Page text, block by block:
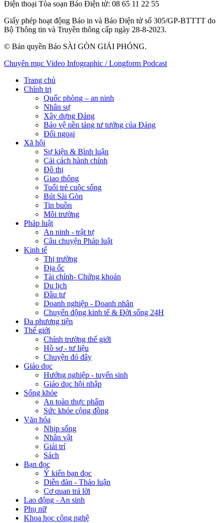
Điện thoại Tòa soạn Báo Điện tử: 08 65 11 22 55
Giấy phép hoạt động Báo in và Báo Điện tử số 305/GP-BTTTT do
Bộ Thông tin và Truyền thông cấp ngày 28-8-2023.
© Bản quyền Báo SÀI GÒN GIẢI PHÓNG.
Chuyên mục Video Infographic / Longform Podcast
Trang chủ
Chính trị
Quốc phòng – an ninh
Nhân sự
Xây dựng Đảng
Bảo vệ nền tảng tư tưởng của Đảng
Đối ngoại
Xã hội
Sự kiện & Bình luận
Cải cách hành chính
Đô thị
Giao thông
Tuổi trẻ cuộc sống
Bút Sài Gòn
Tin buồn
Môi trường
Pháp luật
An ninh - trật tự
Câu chuyện Pháp luật
Kinh tế
Thị trường
Địa ốc
Tài chính- Chứng khoán
Du lịch
Đầu tư
Doanh nghiệp - Doanh nhân
Chuyển động kinh tế & Đời sống 24H
Đa phương tiện
Thế giới
Chính trường thế giới
Hồ sơ - tư liệu
Chuyện đó đây
Giáo dục
Hướng nghiệp - tuyển sinh
Giáo dục hội nhập
Sống khỏe
An toàn thực phẩm
Sức khỏe cộng đồng
Văn hóa
Nhịp sống
Nhân vật
Giải trí
Sách
Bạn đọc
Ý kiến bạn đọc
Diễn đàn - Thảo luận
Cơ quan trả lời
Lao động - An sinh
Phụ nữ
Khoa học công nghệ